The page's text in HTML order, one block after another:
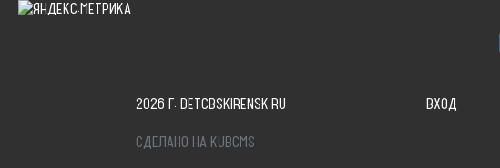
2026 Г. DETCBSKIRENSK.RU ВХОД
СДЕЛАНО НА KUBCMS